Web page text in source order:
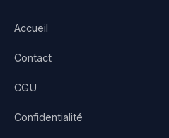
Accueil
Contact
CGU
Confidentialité